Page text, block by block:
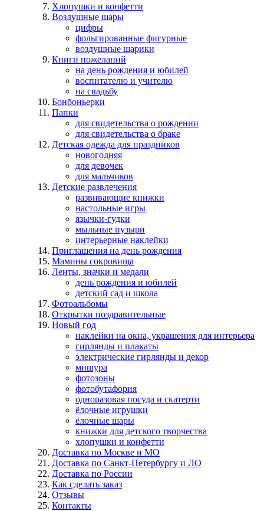
Хлопушки и конфетти
Воздушные шары
цифры
фольгированные фигурные
воздушные шарики
Книги пожеланий
на день рождения и юбилей
воспитателю и учителю
на свадьбу
Бонбоньерки
Папки
для свидетельства о рождении
для свидетельства о браке
Детская одежда для праздников
новогодняя
для девочек
для мальчиков
Детские развлечения
развивающие книжки
настольные игры
язычки-гудки
мыльные пузыри
интерьерные наклейки
Приглашения на день рождения
Мамины сокровища
Ленты, значки и медали
день рождения и юбилей
детский сад и школа
Фотоальбомы
Открытки поздравительные
Новый год
наклейки на окна, украшения для интерьера
гирлянды и плакаты
электрические гирлянды и декор
мишура
фотозоны
фотобутафория
одноразовая посуда и скатерти
ёлочные игрушки
ёлочные шары
книжки для детского творчества
хлопушки и конфетти
Доставка по Москве и МО
Доставка по Санкт-Петербургу и ЛО
Доставка по России
Как сделать заказ
Отзывы
Контакты